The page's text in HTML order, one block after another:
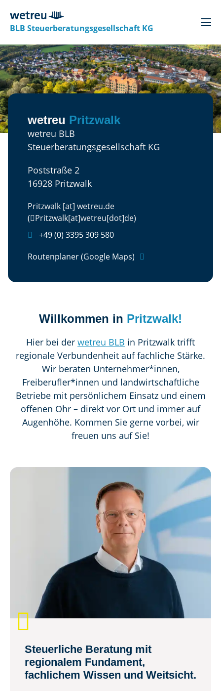
BLB Steuerberatungsgesellschaft KG
wetreu Pritzwalk
wetreu BLB
Steuerberatungsgesellschaft KG
Poststraße 2
16928 Pritzwalk
Pritzwalk [at] wetreu.de
(Pritzwalk[at]wetreu[dot]de)

+49 (0) 3395 309 580
Routenplaner (Google Maps) 
Willkommen in Pritzwalk!
Hier bei der wetreu BLB in Pritzwalk trifft
regionale Verbundenheit auf fachliche Stärke.
Wir beraten Unternehmer*innen,
Freiberufler*innen und landwirtschaftliche
Betriebe mit persönlichem Einsatz und einem
offenen Ohr – direkt vor Ort und immer auf
Augenhöhe. Kommen Sie gerne vorbei, wir
freuen uns auf Sie!
Steuerliche Beratung mit
regionalem Fundament,
fachlichem Wissen und Weitsicht.